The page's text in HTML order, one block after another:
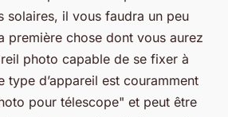
solaires, il vous faudra un peu
première chose dont vous aurez
photo capable de se fixer à
type d’appareil est couramment
pour télescope" et peut être